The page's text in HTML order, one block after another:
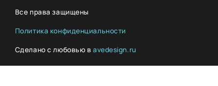
ОНЛАЙН-ПРОДАЖА
ВОПРОС-ОТВЕТ
КОНТАКТЫ
Все права защищены
Политика конфиденциальности
Сделано с любовью в avedesign.ru